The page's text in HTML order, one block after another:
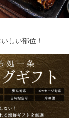
しい部位！